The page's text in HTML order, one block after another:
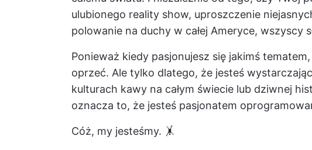
ulubionego reality show, uproszczenie
polowanie na duchy w całej Ameryce, wszyscy
Ponieważ kiedy pasjonujesz się jakimś
oprzeć. Ale tylko dlatego, że jesteś
kulturach kawy na całym świecie lub dziwnej
oznacza to, że jesteś pasjonatem
Cóż, my jesteśmy. 🤸